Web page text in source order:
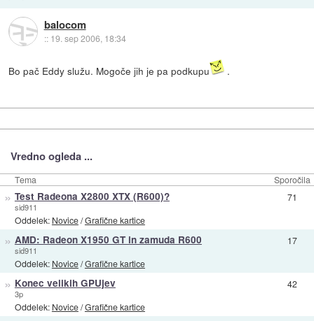
balocom
:: 19. sep 2006, 18:34
Bo pač Eddy služu. Mogoče jih je pa podkupu .
Vredno ogleda ...
Tema Sporočila
» Test Radeona X2800 XTX (R600)?
sid911
Oddelek: Novice/Grafične kartice
71
» AMD: Radeon X1950 GT in zamuda R600
sid911
Oddelek: Novice/Grafične kartice
17
» Konec velikih GPUjev
3p
Oddelek: Novice/Grafične kartice
42